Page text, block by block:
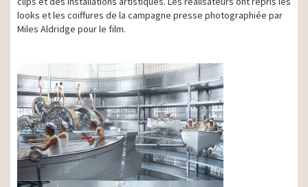
looks et les coiffures de la campagne presse photographiée par
Miles Aldridge pour le film.